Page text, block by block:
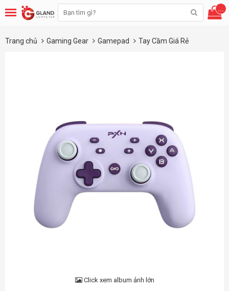
...
Trang chủ Gaming Gear Gamepad Tay Cầm Giá Rẻ
Click xem album ảnh lớn